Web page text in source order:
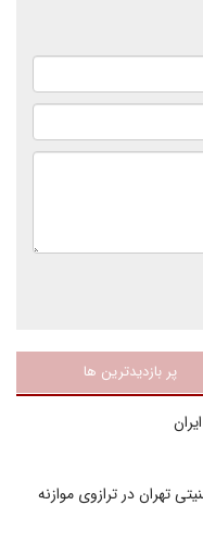
پر بازدیدترین ها
تهران در ترازوی موازنه